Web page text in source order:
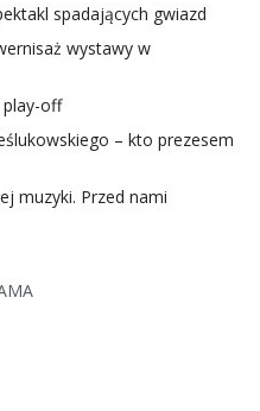
spadających gwiazd
wystawy w
play-off
– kto prezesem
muzyki. Przed nami